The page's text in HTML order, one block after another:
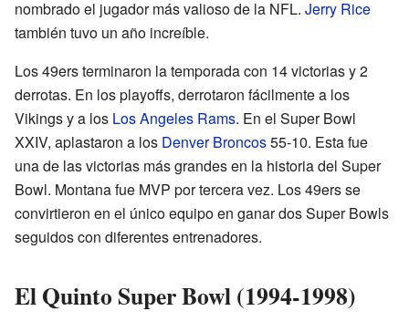
nombrado el jugador más valioso de la NFL. Jerry Rice
también tuvo un año increíble.
Los 49ers terminaron la temporada con 14 victorias y 2
derrotas. En los playoffs, derrotaron fácilmente a los
Vikings y a los Los Angeles Rams. En el Super Bowl
XXIV, aplastaron a los Denver Broncos55-10. Esta fue
una de las victorias más grandes en la historia del Super
Bowl. Montana fue MVP por tercera vez. Los 49ers se
convirtieron en el único equipo en ganar dos Super Bowls
seguidos con diferentes entrenadores.
El Quinto Super Bowl (1994-1998)